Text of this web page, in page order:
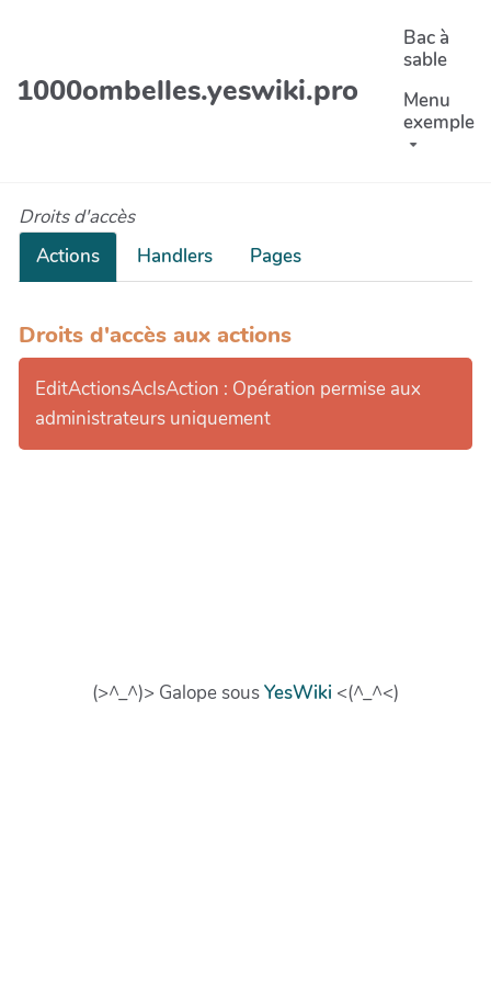
1000ombelles.yeswiki.pro
Bac à
sable
Menu
exemple
Droits d'accès
Actions
Handlers Pages
Droits d'accès aux actions
EditActionsAclsAction : Opération permise aux
administrateurs uniquement
(>^_^)> Galope sousYesWiki <(^_^<)